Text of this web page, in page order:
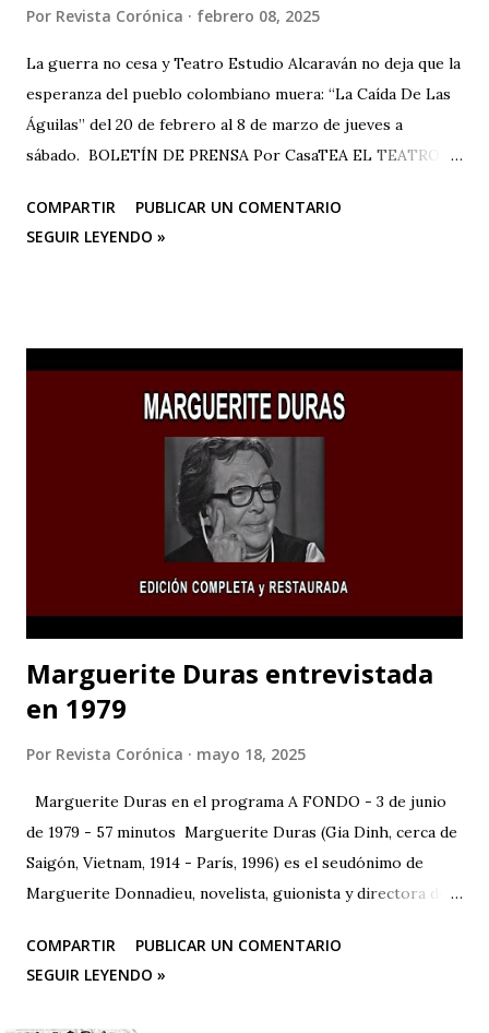
Por Revista Corónica febrero 08, 2025
La guerra no cesa y Teatro Estudio Alcaraván no deja que la
esperanza del pueblo colombiano muera: “La Caída De Las
Águilas” del 20 de febrero al 8 de marzo de jueves a
sábado. BOLETÍN DE PRENSA Por CasaTEA EL TEATRO
Alcaraván inicia actividades en su sede CASA TEA con un
homenaje muy especial que se hará en conmemoración de
de jueves a sábado. Los integrantes del grupo Teatro
Estudio Alcaraván sienten la necesidad de seguir en la lucha
Águilas”, una historia que a través del arte contribuye a la
memoria histórica como acción restaurativa y emblemática
de un país donde la guerra se permea las veces que sea
“necesarias” a mano de los actores del conflicto armado. El
teatro se erige como un lugar para reflexionar sobre lo...
COMPARTIR
PUBLICAR UN COMENTARIO
SEGUIR LEYENDO »
Marguerite Duras entrevistada
en 1979
Por Revista Corónica mayo 18, 2025
Marguerite Duras en el programa A FONDO - 3 de junio
de 1979 - 57 minutos Marguerite Duras (Gia Dinh, cerca de
Saigón, Vietnam, 1914 - París, 1996) es el seudónimo de
Marguerite Donnadieu, novelista, guionista y directora de
derecho, matemáticas y ciencias políticas. En 1943 publicó
su primera obra, "La impudicia", a la que seguirían más de
COMPARTIR
PUBLICAR UN COMENTARIO
SEGUIR LEYENDO »